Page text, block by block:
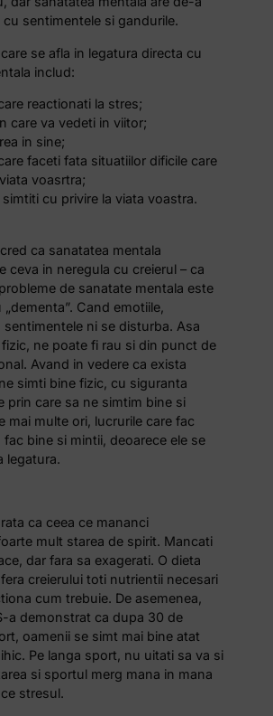
sentimentele si gandurile.
se afla in legatura directa cu
includ:
reactionati la stres;
care va vedeti in viitor;
in sine;
faceti fata situatiilor dificile care
voasrtra;
cu privire la viata voastra.
ca sanatatea mentala
ceva in neregula cu creierul – ca
de sanatate mentala este
„dementa”. Cand emotiile,
sentimentele ni se disturba. Asa
ne poate fi rau si din punct de
Avand in vedere ca exista
simti bine fizic, cu siguranta
prin care sa ne simtim bine si
mai multe ori, lucrurile care fac
bine si mintii, deoarece ele se
legatura.
ca ceea ce mananci
mult starea de spirit. Mancati
dar fara sa exagerati. O dieta
creierului toti nutrientii necesari
cum trebuie. De asemenea,
a demonstrat ca dupa 30 de
oamenii se simt mai bine atat
Pe langa sport, nu uitati sa va si
si sportul merg mana in mana
stresul.